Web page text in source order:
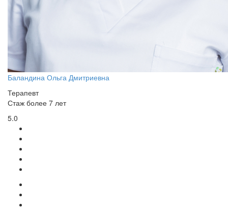
Баландина Ольга Дмитриевна
Терапевт
Стаж более 7 лет
5.0